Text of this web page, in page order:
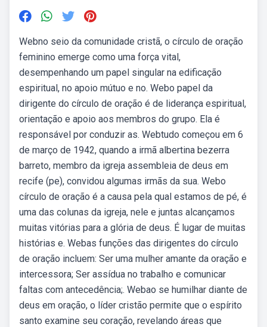
Webno seio da comunidade cristã, o círculo de oração
feminino emerge como uma força vital,
desempenhando um papel singular na edificação
espiritual, no apoio mútuo e no. Webo papel da
dirigente do círculo de oração é de liderança espiritual,
orientação e apoio aos membros do grupo. Ela é
responsável por conduzir as. Webtudo começou em 6
de março de 1942, quando a irmã albertina bezerra
barreto, membro da igreja assembleia de deus em
recife (pe), convidou algumas irmãs da sua. Webo
círculo de oração é a causa pela qual estamos de pé, é
uma das colunas da igreja, nele e juntas alcançamos
muitas vitórias para a glória de deus. É lugar de muitas
histórias e. Webas funções das dirigentes do círculo
de oração incluem: Ser uma mulher amante da oração e
intercessora; Ser assídua no trabalho e comunicar
faltas com antecedência;. Webao se humilhar diante de
deus em oração, o líder cristão permite que o espírito
santo examine seu coração, revelando áreas que